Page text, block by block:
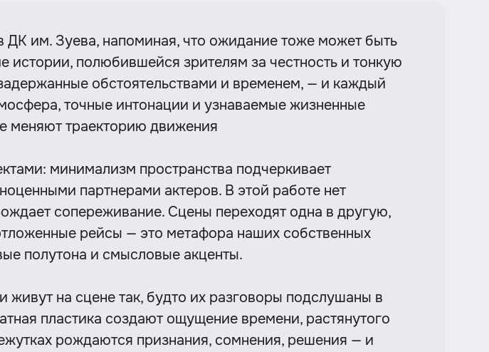
им. Зуева, напоминая, что ожидание тоже может быть
полюбившейся зрителям за честность и тонкую
обстоятельствами и временем, — и каждый
точные интонации и узнаваемые жизненные
меняют траекторию движения
минимализм пространства подчеркивает
партнерами актеров. В этой работе нет
сопереживание. Сцены переходят одна в другую,
рейсы — это метафора наших собственных
полутона и смысловые акценты.
живут на сцене так, будто их разговоры подслушаны в
пластика создают ощущение времени, растянутого
рождаются признания, сомнения, решения — и